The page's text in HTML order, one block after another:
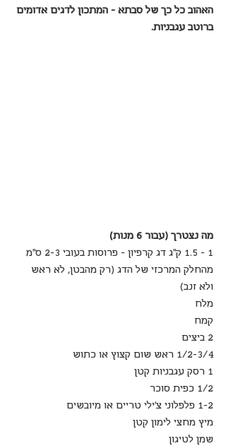
האהוב כל כך של סבתא - המתכון לדגים אדומים
ברוטב עגבניות.
מה נצטרך (עבור 6 מנות)
1 - 1.5 ק"ג דג קרפיון - פרוסות בעובי 2-3 ס"מ
מהחלק המרכזי של הדג (רק מהבטן, לא ראש
ולא זנב)
מלח
קמח
2 ביצים
1/2-3/4 ראש שום קצוץ או כתוש
1 רסק עגבניות קטן
1/2 כפית סוכר
1-2 פלפלוני צ'ילי טריים או מיובשים
מיץ מחצי לימון קטן
שמן לטיגון